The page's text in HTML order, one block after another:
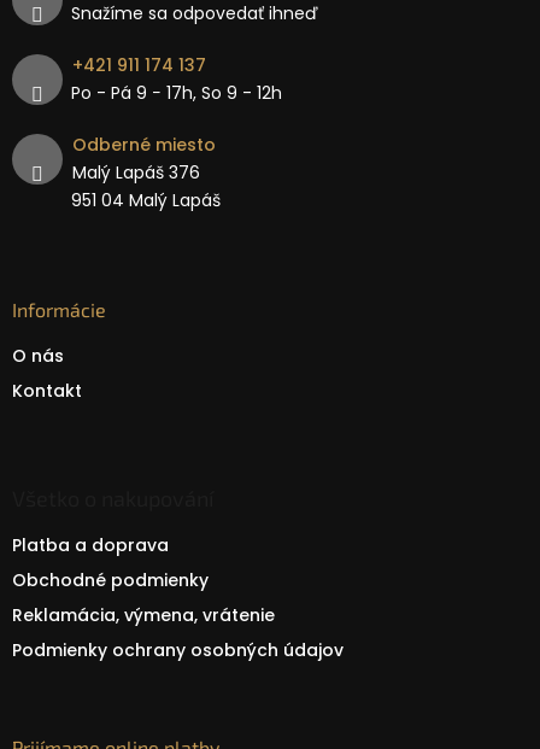
Snažíme sa odpovedať ihneď
+421 911 174 137
Po - Pá 9 − 17h, So 9 - 12h
Odberné miesto
Malý Lapáš 376
951 04 Malý Lapáš
Informácie
O nás
Kontakt
Platba a doprava
Obchodné podmienky
Reklamácia, výmena, vrátenie
Podmienky ochrany osobných údajov